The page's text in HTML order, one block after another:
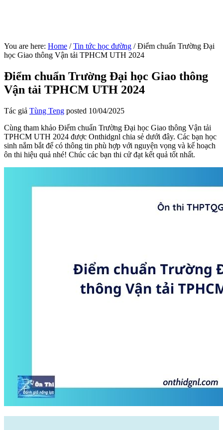
You are here: Home / Tin tức học đường /Điểm chuẩn Trường Đại
học Giao thông Vận tải TPHCM UTH 2024
Điểm chuẩn Trường Đại học Giao thông
Vận tải TPHCM UTH 2024
Tác giả Tùng Teng posted 10/04/2025
Cùng tham khảo Điểm chuẩn Trường Đại học Giao thông Vận tải
TPHCM UTH 2024 được Onthidgnl chia sẻ dưới đây. Các bạn học
sinh nắm bắt để có thông tin phù hợp với nguyện vọng và kế hoạch
ôn thi hiệu quả nhé! Chúc các bạn thi cử đạt kết quả tốt nhất.